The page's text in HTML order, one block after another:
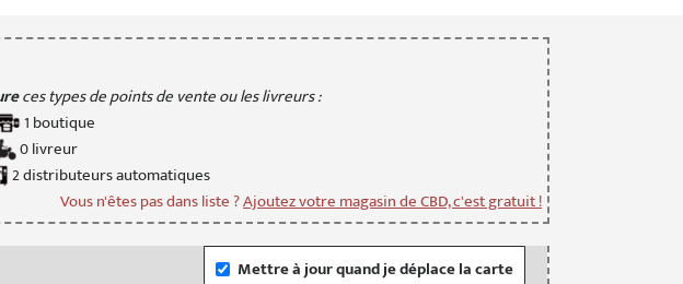
ces types de points de vente ou les livreurs :
1 boutique
0livreur
2distributeursautomatiques
Vous n'êtes pas dans liste ?Ajoutez votre magasin de CBD, c'est gratuit !
Mettre à jour quand je déplace la carte